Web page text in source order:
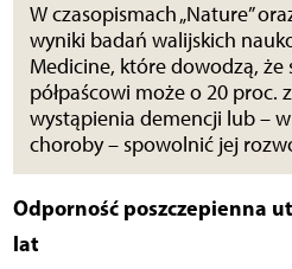
W czasopismach „Nature”
wyniki badań walijskich
Medicine, które dowodzą, że
półpaścowi może o 20 proc.
wystąpienia demencji lub –
choroby – spowolnić jej
Odporność poszczepienna
lat